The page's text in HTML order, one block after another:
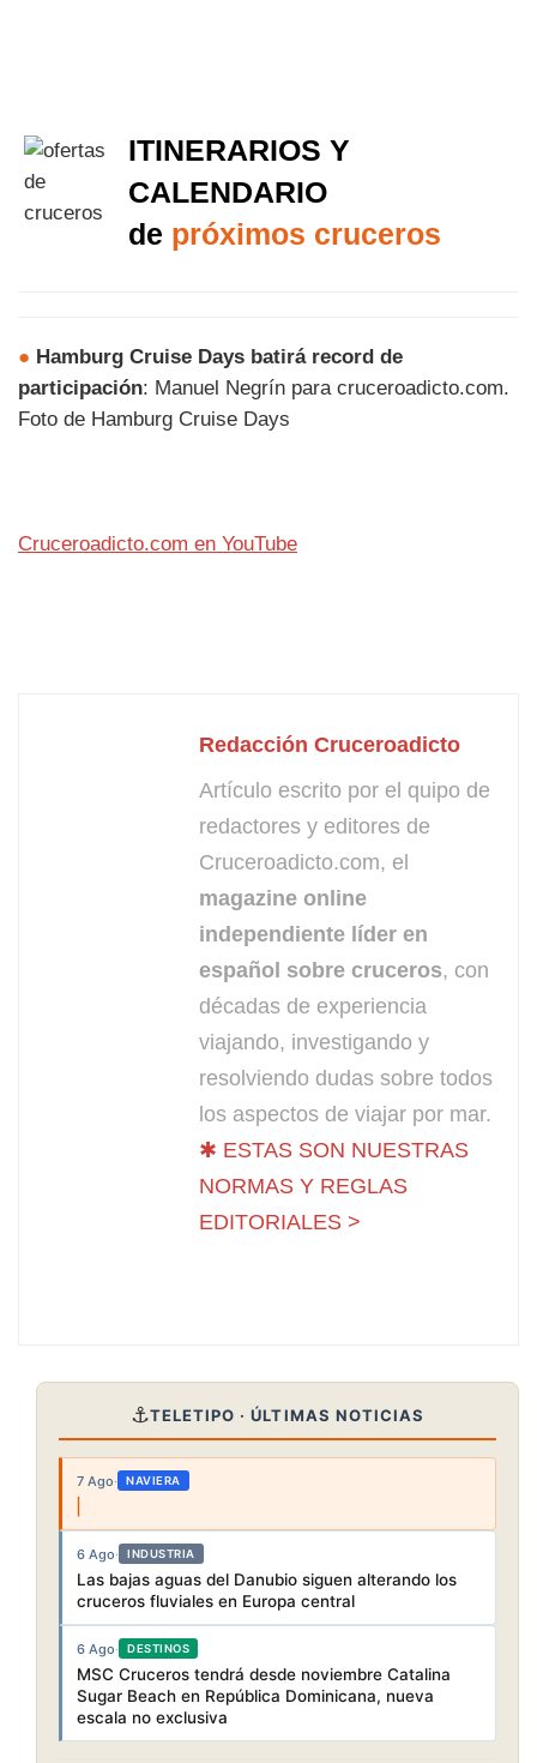
ITINERARIOS Y
CALENDARIO
de próximos cruceros
● Hamburg Cruise Days batirá record de
participación: Manuel Negrín para cruceroadicto.com.
Foto de Hamburg Cruise Days
Cruceroadicto.com en YouTube
Redacción Cruceroadicto
Artículo escrito por el quipo de
redactores y editores de
Cruceroadicto.com, el
magazine online
independiente líder en
español sobre cruceros, con
décadas de experiencia
viajando, investigando y
resolviendo dudas sobre todos
los aspectos de viajar por mar.
✱ ESTAS SON NUESTRAS
NORMAS Y REGLAS
EDITORIALES >
⚓TELETIPO · ÚLTIMAS NOTICIAS
7 Ago· NAVIERA
6 Ago· INDUSTRIA
Las bajas aguas del Danubio siguen alterando los
cruceros fluviales en Europa central
6 Ago· DESTINOS
MSC Cruceros tendrá desde noviembre Catalina
Sugar Beach en República Dominicana, nueva
escala no exclusiva